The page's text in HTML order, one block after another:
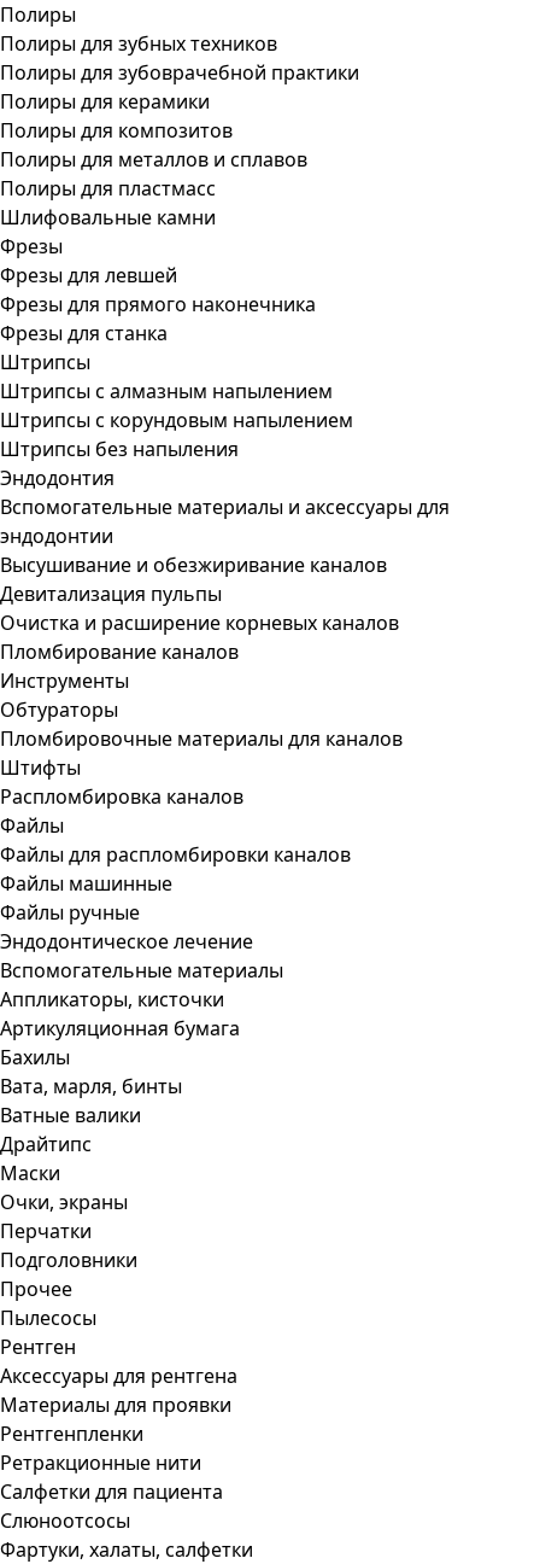
Полиры
Полиры для зубных техников
Полиры для зубоврачебной практики
Полиры для керамики
Полиры для композитов
Полиры для металлов и сплавов
Полиры для пластмасс
Шлифовальные камни
Фрезы
Фрезы для левшей
Фрезы для прямого наконечника
Фрезы для станка
Штрипсы
Штрипсы c алмазным напылением
Штрипсы c корундовым напылением
Штрипсы без напыления
Эндодонтия
Вспомогательные материалы и аксессуары для
эндодонтии
Высушивание и обезжиривание каналов
Девитализация пульпы
Очистка и расширение корневых каналов
Пломбирование каналов
Инструменты
Обтураторы
Пломбировочные материалы для каналов
Штифты
Распломбировка каналов
Файлы
Файлы для распломбировки каналов
Файлы машинные
Файлы ручные
Эндодонтическое лечение
Вспомогательные материалы
Аппликаторы, кисточки
Артикуляционная бумага
Бахилы
Вата, марля, бинты
Ватные валики
Драйтипс
Маски
Очки, экраны
Перчатки
Подголовники
Прочее
Пылесосы
Рентген
Аксессуары для рентгена
Материалы для проявки
Рентгенпленки
Ретракционные нити
Салфетки для пациента
Слюноотсосы
Фартуки, халаты, салфетки